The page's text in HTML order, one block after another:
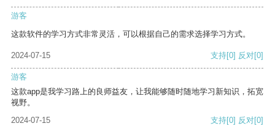
游客
这款软件的学习方式非常灵活，可以根据自己的需求选择学习方式。
2024-07-15 支持[0] 反对[0]
游客
这款app是我学习路上的良师益友，让我能够随时随地学习新知识，拓宽
视野。
2024-07-15
支持[0] 反对[0]